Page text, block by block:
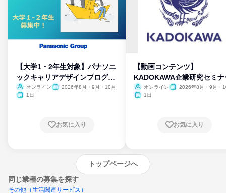
【大学1・2年生対象】パナソニ
ックキャリアデザインプログラ
ム
オンライン
2026年8月・9月・10月
1日
お気に入り
【動画コンテンツ】
KADOKAWA企業研究セミナ
オンライン
2026年8月・9月・
1日
お気に入り
トップページへ
同じ業種の募集を探す
その他（生活関連サービス）